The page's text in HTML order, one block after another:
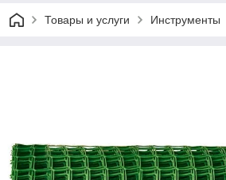
Товары и услуги Инструменты